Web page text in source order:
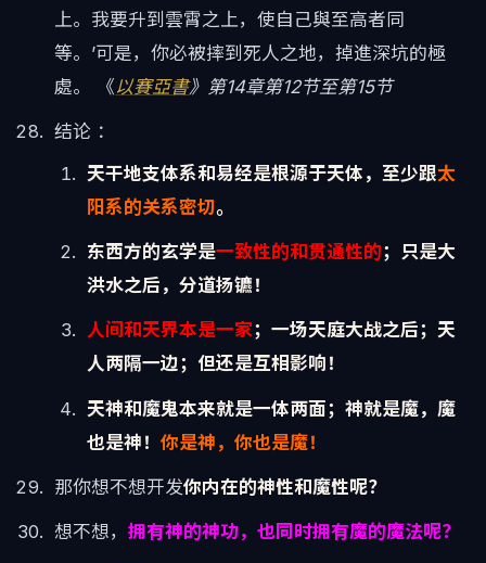
上。我要升到雲霄之上，使自己與至高者同
等。’可是，你必被摔到死人之地，掉進深坑的極
處。 《以賽亞書》第14章第12节至第15节
结论 ：
天干地支体系和易经是根源于天体，至少跟太
阳系的关系密切。
东西方的玄学是一致性的和贯通性的；只是大
洪水之后，分道扬镳！
人间和天界本是一家；一场天庭大战之后；天
人两隔一边；但还是互相影响！
天神和魔鬼本来就是一体两面；神就是魔，魔
也是神！你是神，你也是魔！
那你想不想开发你内在的神性和魔性呢？
想不想，拥有神的神功，也同时拥有魔的魔法呢？